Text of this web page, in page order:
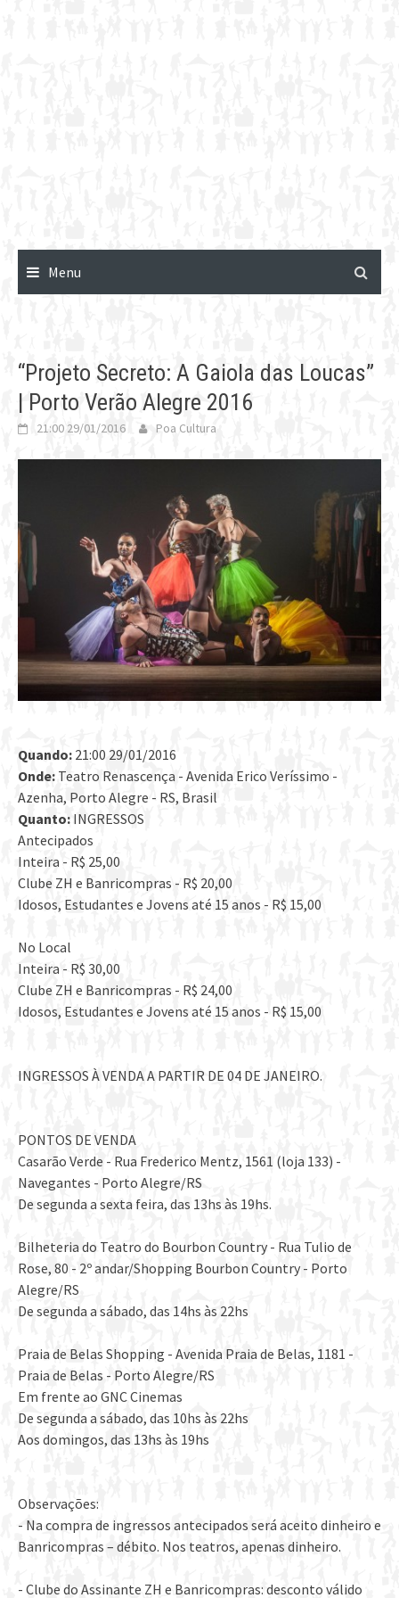
Menu
“Projeto Secreto: A Gaiola das Loucas”
| Porto Verão Alegre 2016
21:00 29/01/2016 Poa Cultura
Quando: 21:00 29/01/2016
Onde: Teatro Renascença - Avenida Erico Veríssimo -
Azenha, Porto Alegre - RS, Brasil
Quanto: INGRESSOS
Antecipados
Inteira - R$ 25,00
Clube ZH e Banricompras - R$ 20,00
Idosos, Estudantes e Jovens até 15 anos - R$ 15,00
No Local
Inteira - R$ 30,00
Clube ZH e Banricompras - R$ 24,00
Idosos, Estudantes e Jovens até 15 anos - R$ 15,00
INGRESSOS À VENDA A PARTIR DE 04 DE JANEIRO.
PONTOS DE VENDA
Casarão Verde - Rua Frederico Mentz, 1561 (loja 133) -
Navegantes - Porto Alegre/RS
De segunda a sexta feira, das 13hs às 19hs.
Bilheteria do Teatro do Bourbon Country - Rua Tulio de
Rose, 80 - 2º andar/Shopping Bourbon Country - Porto
Alegre/RS
De segunda a sábado, das 14hs às 22hs
Praia de Belas Shopping - Avenida Praia de Belas, 1181 -
Praia de Belas - Porto Alegre/RS
Em frente ao GNC Cinemas
De segunda a sábado, das 10hs às 22hs
Aos domingos, das 13hs às 19hs
Observações:
- Na compra de ingressos antecipados será aceito dinheiro e
Banricompras – débito. Nos teatros, apenas dinheiro.
- Clube do Assinante ZH e Banricompras: desconto válido